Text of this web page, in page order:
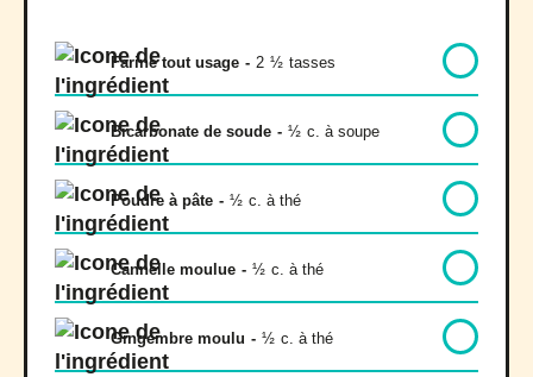
Farine tout usage - 2 ½ tasses
Bicarbonate de soude - ½ c. à soupe
Poudre à pâte - ½ c. à thé
Cannelle moulue - ½ c. à thé
Gingembre moulu - ½ c. à thé